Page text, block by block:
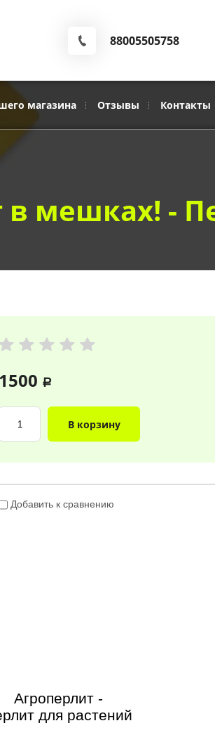
88005505758
магазина Отзывы Контакты
в мешках! -
1500 a
В корзину
Добавить к сравнению
Агроперлит -
для растений